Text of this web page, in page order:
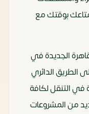
بوقتك مع
الجديدة في
الطريق الدائري
في التنقل لكافة
من المشروعات